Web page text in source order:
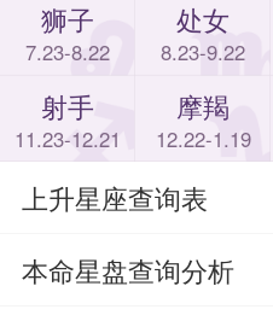
狮子
7.23-8.22
处女
8.23-9.22
射手
11.23-12.21
摩羯
12.22-1.19
上升星座查询表
本命星盘查询分析